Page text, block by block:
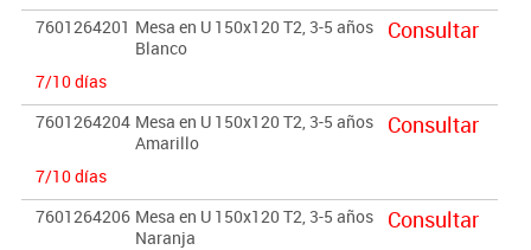
Importante:
abonará más del 90% del valor de la mercancía.
7601264201 Mesa en U 150x120 T2, 3-5 años
Blanco
7/10 días
Consultar
7601264204 Mesa en U 150x120 T2, 3-5 años
Amarillo
7/10 días
Consultar
7601264206 Mesa en U 150x120 T2, 3-5 años
Naranja
Consultar